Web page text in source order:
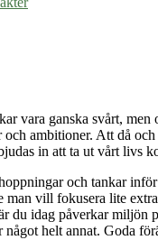
vara ganska svårt, men
ambitioner. Att då
in att ta ut vårt livs
och tankar
vill fokusera lite
idag påverkar miljön
helt annat. Goda